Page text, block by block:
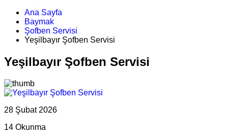
Ana Sayfa
Baymak
Şofben Servisi
Yeşilbayır Şofben Servisi
Yeşilbayır Şofben Servisi
28 Şubat 2026
14 Okunma